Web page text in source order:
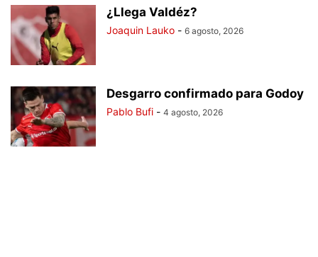
¿Llega Valdéz?
Joaquin Lauko - 6 agosto, 2026
Desgarro confirmado para Godoy
Pablo Bufi - 4 agosto, 2026